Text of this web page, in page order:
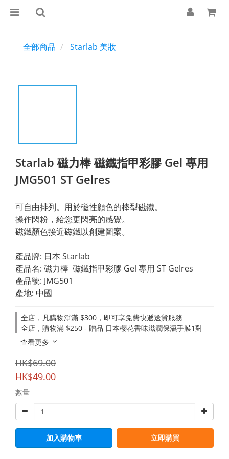
全部商品 Starlab 美妝
Starlab 磁力棒 磁鐵指甲彩膠 Gel 專用
JMG501 ST Gelres
可自由排列。用於磁性顏色的棒型磁鐵。
操作閃粉，給您更閃亮的感覺。
磁鐵顏色接近磁鐵以創建圖案。
產品牌: 日本 Starlab
產品名: 磁力棒  磁鐵指甲彩膠 Gel 專用 ST Gelres
產​品號: JMG501
產地: 中國
全店，凡購物淨滿 $300，即可享免費快遞送貨服務
全店，購物滿 $250 - 贈品 日本櫻花香味滋潤保濕手膜1對
查看更多
HK$69.00
HK$49.00
數量
加入購物車 立即購買